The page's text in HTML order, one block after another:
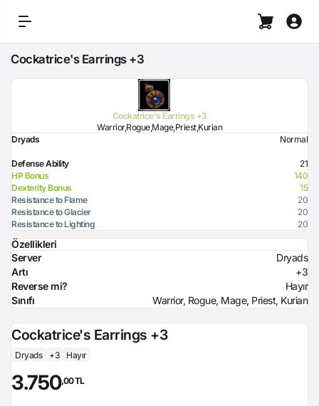
Cockatrice's Earrings +3
Cockatrice's Earrings +3
Warrior,Rogue,Mage,Priest,Kurian
Dryads
Normal
Defense Ability
21
HP Bonus
140
Dexterity Bonus
15
Resistance to Flame
20
Resistance to Glacier
20
Resistance to Lighting
20
Özellikleri
Server
Dryads
Artı
+3
Reverse mi?
Hayır
Sınıfı
Warrior, Rogue, Mage, Priest, Kurian
Cockatrice's Earrings +3
Dryads +3 Hayır
3.750,00 TL